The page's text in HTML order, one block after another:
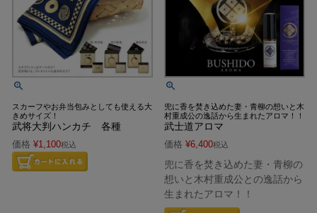
スカーフやお弁当包みとしても使える大
きめサイズ！
武将大判ハンカチ 各種
価格 ¥1,100税込
兜に香を焚き込めた妻・青柳の想いと木
村重成公の逸話から生まれたアロマ！！
武士道アロマ
価格 ¥6,400税込
兜に香を焚き込めた妻・青柳の
想いと木村重成公との逸話から
生まれたアロマ！！